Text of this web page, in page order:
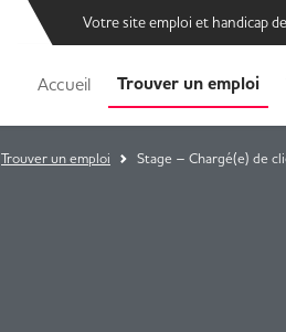
Votre site emploi et handicap
Accueil Trouver un emploi
Trouver un emploi Stage – Chargé(e) de